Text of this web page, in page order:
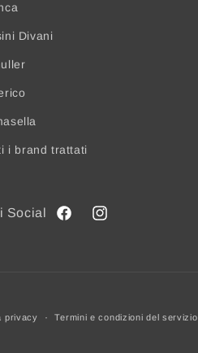
Divani
i brand trattati
FacebookInstagram
privacy Termini e condizioni del servizio